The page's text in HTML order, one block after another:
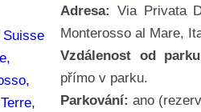
Adresa: Via Privata
Monterosso al Mare,
Vzdálenost od
přímo v parku.
Parkování: ano